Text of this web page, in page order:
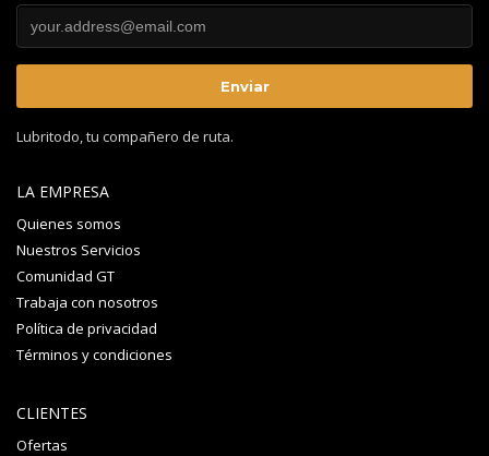
Lubritodo, tu compañero de ruta.
LA EMPRESA
Quienes somos
Nuestros Servicios
Comunidad GT
Trabaja con nosotros
Política de privacidad
Términos y condiciones
CLIENTES
Ofertas